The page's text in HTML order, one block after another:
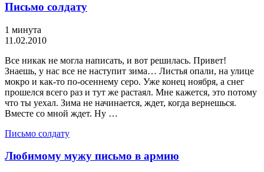
Письмо солдату
1 минута
11.02.2010
Все никак не могла написать, и вот решилась. Привет!
Знаешь, у нас все не наступит зима… Листья опали, на улице
мокро и как-то по-осеннему серо. Уже конец ноября, а снег
прошелся всего раз и тут же растаял. Мне кажется, это потому
что ты уехал. Зима не начинается, ждет, когда вернешься.
Вместе со мной ждет. Ну …
Письмо солдату
Любимому мужу письмо в армию